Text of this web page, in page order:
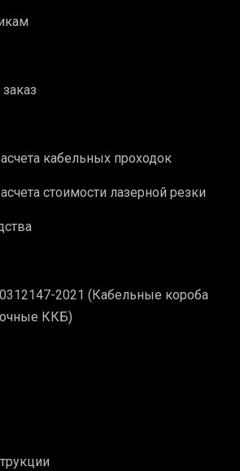
кабельных проходок
стоимости лазерной резки
2021 (Кабельные короба
ККБ)